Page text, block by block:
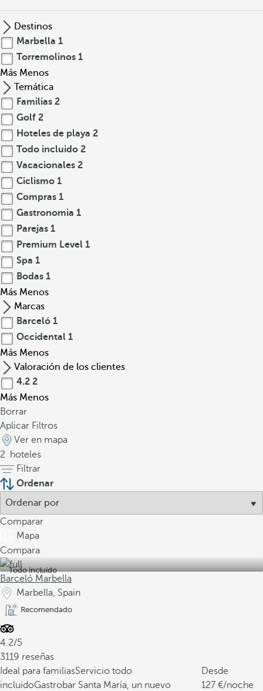
Destinos
Marbella 1
Torremolinos 1
Más Menos
Temática
Familias 2
Golf 2
Hoteles de playa 2
Todo incluido 2
Vacacionales 2
Ciclismo 1
Compras 1
Gastronomia 1
Parejas 1
Premium Level 1
Spa 1
Bodas 1
Más Menos
Marcas
Barceló 1
Occidental 1
Más Menos
Valoración de los clientes
4.2 2
Más Menos
Borrar
Aplicar Filtros
Ver en mapa
2
hoteles
Filtrar
Ordenar
Comparar
Mapa
Compara
Todo incluido
Barceló Marbella
Marbella, Spain
Recomendado
4.2/5
3119 reseñas
Ideal para familiasServicio todo
incluidoGastrobar Santa María, un nuevo
Desde
127
/noche